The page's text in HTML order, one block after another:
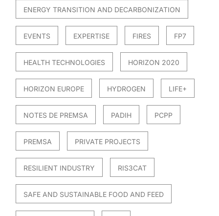
ENERGY TRANSITION AND DECARBONIZATION
EVENTS EXPERTISE FIRES FP7
HEALTH TECHNOLOGIES HORIZON 2020
HORIZON EUROPE HYDROGEN LIFE+
NOTES DE PREMSA PADIH PCPP
PREMSA PRIVATE PROJECTS
RESILIENT INDUSTRY RIS3CAT
SAFE AND SUSTAINABLE FOOD AND FEED